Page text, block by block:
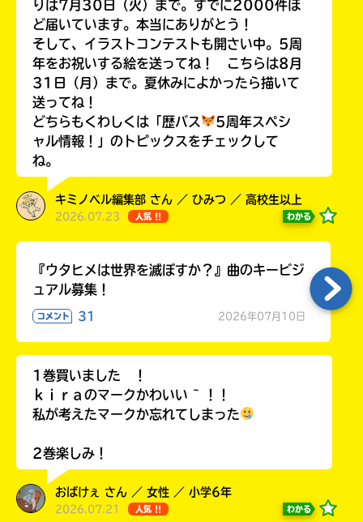
Loading...
りは7月30日（火）まで。すでに2000件ほ
ど届いています。本当にありがとう！
そして、イラストコンテストも開さい中。5周
年をお祝いする絵を送ってね！ こちらは8月
31日（月）まで。夏休みによかったら描いて
送ってね！
どちらもくわしくは「歴バス
5周年スペシ
ャル情報！」のトピックスをチェックして
ね。
キミノベル編集部 さん ／ ひみつ ／ 高校生以上
2026.07.23 人気 !! わかる
『ウタヒメは世界を滅ぼすか？』曲のキービジ
ュアル募集！
コメント 31 2026年07月10日
1巻買いました ！
ｋｉｒａのマークかわいい ~ ！！
私が考えたマークか忘れてしまった
2巻楽しみ！
おばけぇ さん ／ 女性 ／ 小学6年
2026.07.21 人気 !! わかる
入
エ
ー
が
も